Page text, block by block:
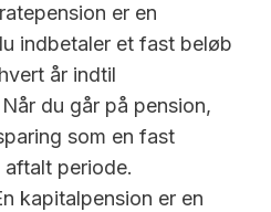
er en
indbetaler et fast beløb
år indtil
du går på pension,
som en fast
periode.
kapitalpension er en